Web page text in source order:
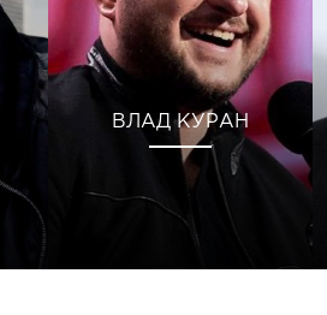
ВЛАД КУРАН